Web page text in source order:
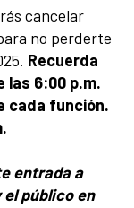
cancelar
no perderte
Recuerda
las 6:00 p.m.
cada función.
entrada a
público en